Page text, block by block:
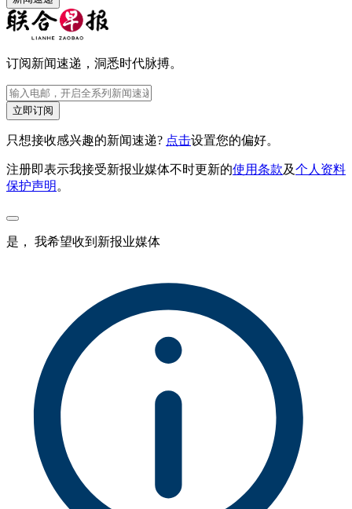
订阅新闻速递，洞悉时代脉搏。
立即订阅
只想接收感兴趣的新闻速递? 点击设置您的偏好。
注册即表示我接受新报业媒体不时更新的使用条款及个人资料
保护声明 。
是， 我希望收到新报业媒体